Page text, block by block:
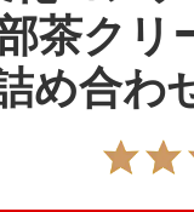
茶クリ
め合わ